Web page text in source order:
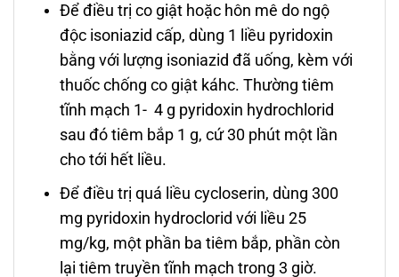
Để điều trị co giật hoặc hôn mê do ngộ
độc isoniazid cấp, dùng 1 liều pyridoxin
bằng với lượng isoniazid đã uống, kèm với
thuốc chống co giật káhc. Thường tiêm
tĩnh mạch 1- 4 g pyridoxin hydrochlorid
sau đó tiêm bắp 1 g, cứ 30 phút một lần
cho tới hết liều.
Để điều trị quá liều cycloserin, dùng 300
mg pyridoxin hydroclorid với liều 25
mg/kg, một phần ba tiêm bắp, phần còn
lại tiêm truyền tĩnh mạch trong 3 giờ.